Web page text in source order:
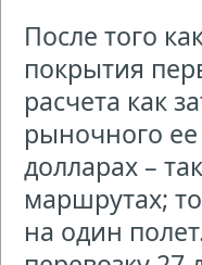
После того
покрытия
расчета как
рыночного
долларах –
маршрутах;
на один